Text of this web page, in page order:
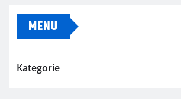
MENU
Kategorie